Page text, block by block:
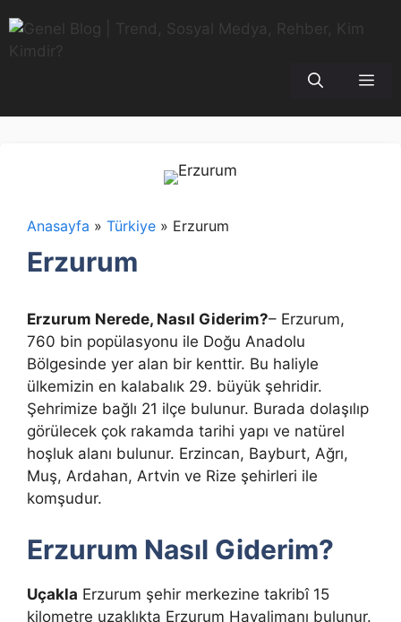
atla
Anasayfa » Türkiye » Erzurum
Erzurum
Erzurum Nerede, Nasıl Giderim?– Erzurum,
760 bin popülasyonu ile Doğu Anadolu
Bölgesinde yer alan bir kenttir. Bu haliyle
ülkemizin en kalabalık 29. büyük şehridir.
Şehrimize bağlı 21 ilçe bulunur. Burada dolaşılıp
görülecek çok rakamda tarihi yapı ve natürel
hoşluk alanı bulunur. Erzincan, Bayburt, Ağrı,
Muş, Ardahan, Artvin ve Rize şehirleri ile
komşudur.
Erzurum Nasıl Giderim?
Uçakla Erzurum şehir merkezine takribî 15
kilometre uzaklıkta Erzurum Havalimanı bulunur.